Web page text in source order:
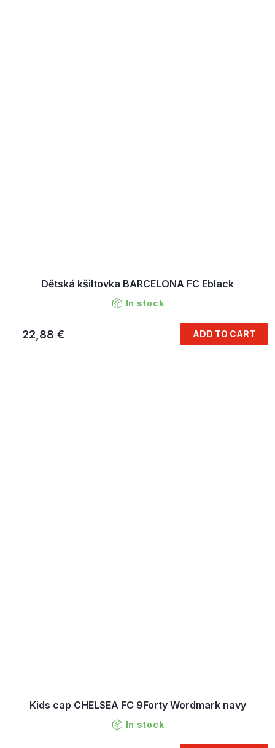
Dětská kšiltovka BARCELONA FC Eblack
In stock
22,88 € ADD TO CART
Kids cap CHELSEA FC 9Forty Wordmark navy
In stock